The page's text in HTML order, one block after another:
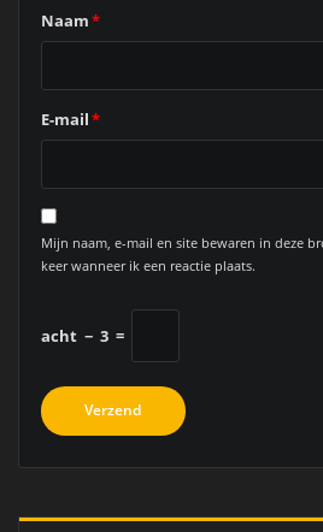
Naam*
E-mail*
Mijn naam, e-mail en site bewaren in deze
keer wanneer ik een reactie plaats.
acht − 3 =